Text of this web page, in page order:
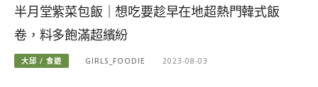
半月堂紫菜包飯｜想吃要趁早在地超熱門韓式飯
卷，料多飽滿超繽紛
大邱 / 食遊 GIRLS_FOODIE 2023-08-03